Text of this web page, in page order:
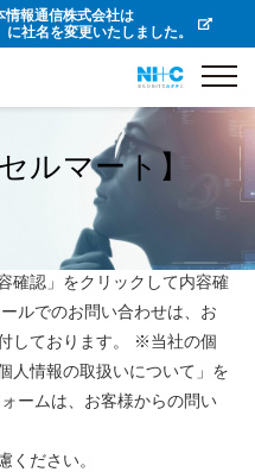
報通信株式会社は
社名を変更いたしました。
ルマート】
確認」をクリックして内容確
ルでのお問い合わせは、お
しております。 ※当社の個
人情報の取扱いについて」を
ームは、お客様からの問い
ください。